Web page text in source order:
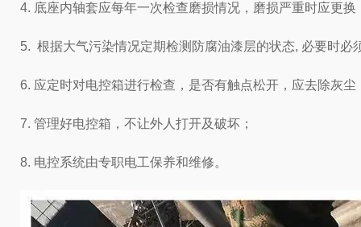
4. 底座内轴套应每年一次检查磨损情况，磨损严重时应更换
5. 根据大气污染情况定期检测防腐油漆层的状态, 必要时必
6. 应定时对电控箱进行检查，是否有触点松开，应去除灰尘
7. 管理好电控箱，不让外人打开及破坏；
8. 电控系统由专职电工保养和维修。